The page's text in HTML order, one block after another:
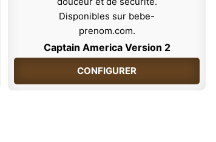
Captain America Version 2
CONFIGURER